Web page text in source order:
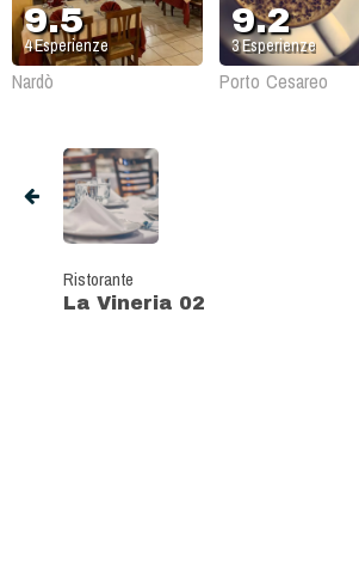
9.5
4Esperienze
Nardò
9.2
3Esperienze
Porto Cesareo
Ristorante
La Vineria 02